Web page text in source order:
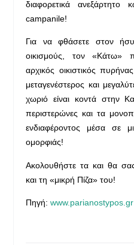
διαφορετικά
campanile!
Για να φθάσετε στον
οικισμούς, τον «Κάτω»
αρχικός οικιστικός
μεταγενέστερος και
χωριό είναι κοντά στην
περιστερώνες και τα
ενδιαφέροντος μέσα σε
ομορφιάς!
Ακολουθήστε τα και θα
και τη «μικρή Πίζα» του!
Πηγή:www.parianostypos.gr